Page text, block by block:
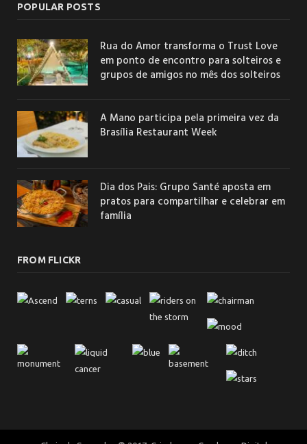
POPULAR POSTS
Rua do Amor transforma o Trust Love
em ponto de encontro para solteiros e
grupos de amigos no mês dos solteiros
A Mano participa pela primeira vez da
Brasília Restaurant Week
Dia dos Pais: Grupo Santé aposta em
pratos para compartilhar e celebrar em
família
FROM FLICKR